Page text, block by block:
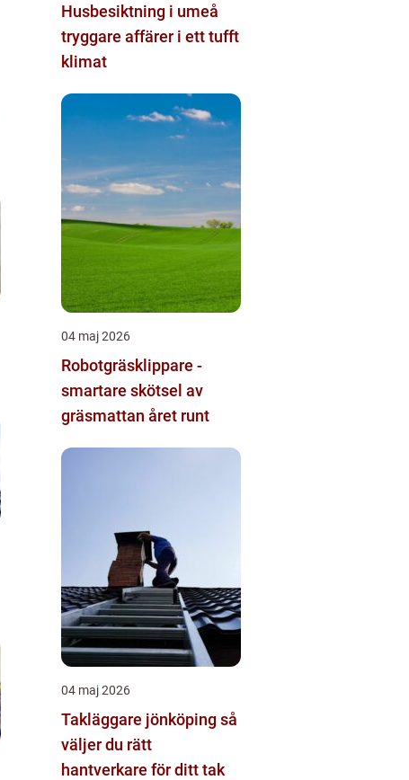
Husbesiktning i umeå
tryggare affärer i ett tufft
klimat
04 maj 2026
Robotgräsklippare -
smartare skötsel av
gräsmattan året runt
04 maj 2026
Takläggare jönköping så
väljer du rätt
hantverkare för ditt tak